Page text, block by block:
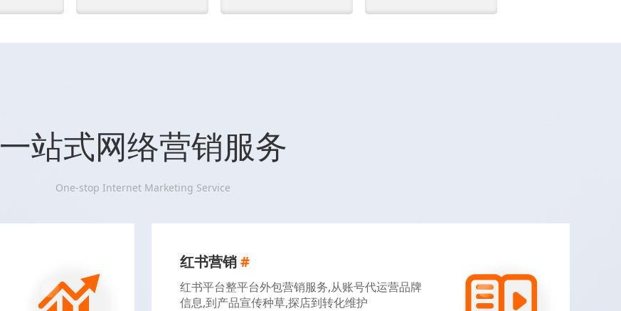
一站式网络营销服务
One-stop Internet Marketing Service
红书营销#
红书平台整平台外包营销服务,从账号代运营品牌
信息,到产品宣传种草,探店到转化维护